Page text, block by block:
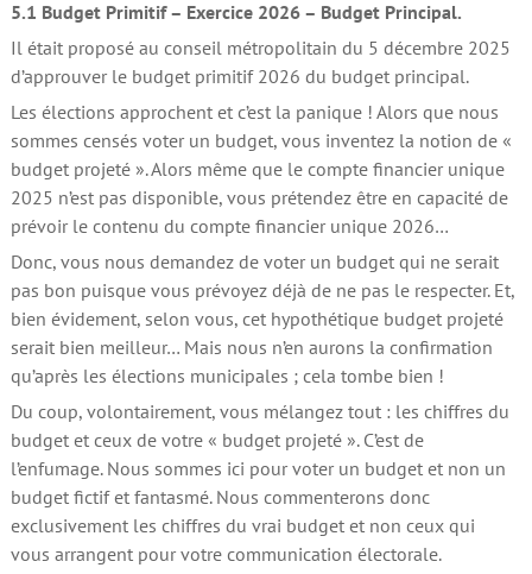
5.1 Budget Primitif – Exercice 2026 – Budget Principal.
Il était proposé au conseil métropolitain du 5 décembre 2025
d’approuver le budget primitif 2026 du budget principal.
Les élections approchent et c’est la panique ! Alors que nous
sommes censés voter un budget, vous inventez la notion de «
budget projeté ». Alors même que le compte financier unique
2025 n’est pas disponible, vous prétendez être en capacité de
prévoir le contenu du compte financier unique 2026…
Donc, vous nous demandez de voter un budget qui ne serait
pas bon puisque vous prévoyez déjà de ne pas le respecter. Et,
bien évidement, selon vous, cet hypothétique budget projeté
serait bien meilleur… Mais nous n’en aurons la confirmation
qu’après les élections municipales ; cela tombe bien !
Du coup, volontairement, vous mélangez tout : les chiffres du
budget et ceux de votre « budget projeté ». C’est de
l’enfumage. Nous sommes ici pour voter un budget et non un
budget fictif et fantasmé. Nous commenterons donc
exclusivement les chiffres du vrai budget et non ceux qui
vous arrangent pour votre communication électorale.